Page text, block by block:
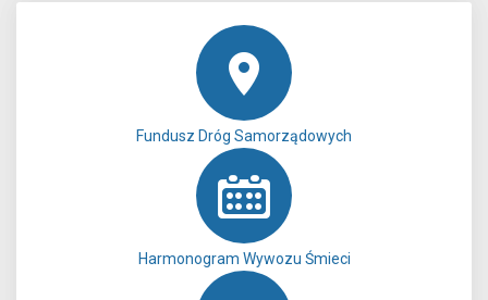
Fundusz Dróg Samorządowych
Harmonogram Wywozu Śmieci